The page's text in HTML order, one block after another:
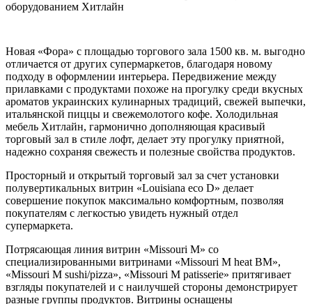
оборудованием Хитлайн
Новая «Фора» с площадью торгового зала 1500 кв. м. выгодно
отличается от других супермаркетов, благодаря новому
подходу в оформлении интерьера. Передвижение между
прилавками с продуктами похоже на прогулку среди вкусных
ароматов украинских кулинарных традиций, свежей выпечки,
итальянской пиццы и свежемолотого кофе. Холодильная
мебель Хитлайн, гармонично дополняющая красивый
торговый зал в стиле лофт, делает эту прогулку приятной,
надежно сохраняя свежесть и полезные свойства продуктов.
Просторный и открытый торговый зал за счет установки
полувертикальных витрин «Louisiana eco D» делает
совершение покупок максимально комфортным, позволяя
покупателям с легкостью увидеть нужный отдел
супермаркета.
Потрясающая линия витрин «Missouri М» со
специализированными витринами «Missouri М heat BM»,
«Missouri М sushi/pizza», «Missouri М patisserie» притягивает
взгляды покупателей и с наилучшей стороны демонстрирует
разные группы продуктов. Витрины оснащены